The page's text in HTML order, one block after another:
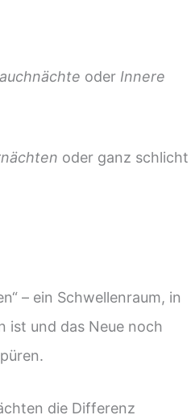
oder Innere
oder ganz schlicht
– ein Schwellenraum, in
ist und das Neue noch
die Differenz